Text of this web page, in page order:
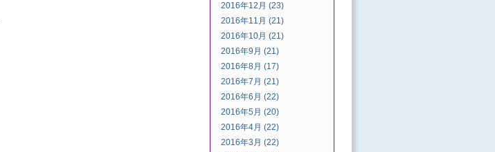
2016年12月 (23)
2016年11月 (21)
2016年10月 (21)
2016年9月 (21)
2016年8月 (17)
2016年7月 (21)
2016年6月 (22)
2016年5月 (20)
2016年4月 (22)
2016年3月 (22)